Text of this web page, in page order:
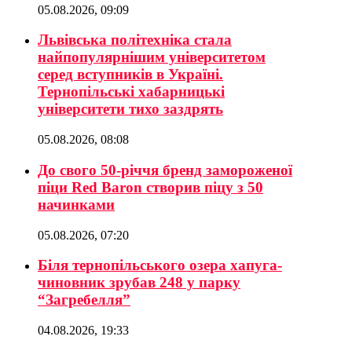
05.08.2026, 09:09
Львівська політехніка стала
найпопулярнішим університетом
серед вступників в Україні.
Тернопільські хабарницькі
університети тихо заздрять
05.08.2026, 08:08
До свого 50-річчя бренд замороженої
піци Red Baron створив піцу з 50
начинками
05.08.2026, 07:20
Біля тернопільського озера хапуга-
чиновник зрубав 248 у парку
“Загребелля”
04.08.2026, 19:33